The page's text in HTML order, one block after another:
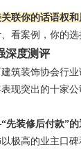
联你的话语权
看案例，你的选
深度测评
筑装饰协会行
现突出的十家
装修后付款”的
极高的业主口